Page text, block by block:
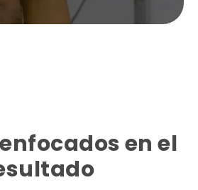
enfocados en el